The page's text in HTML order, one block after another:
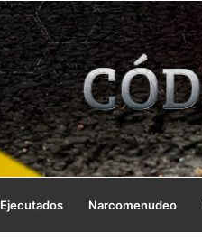
Ejecutados Narcomenudeo